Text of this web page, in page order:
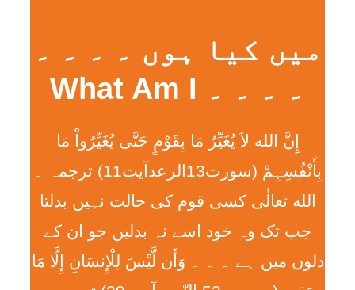
میں کیا ہوں ۔ ۔ ۔ ۔
۔ ۔ ۔ ۔ What Am I
إِنَّ الله لاَ يُغَيِّرُ مَا بِقَوْمٍ حَتَّی يُغَيِّرُواْ مَا
بِأَنْفُسِہِمْ (سورت13الرعدآیت11) ترجمہ ۔
الله تعالٰی کسی قوم کی حالت نہیں بدلتا
جب تک وہ خود اسے نہ بدلیں جو ان کے
دلوں میں ہے ۔ ۔ ۔ وَأَن لَّيْسَ لِلْإِنسَانِ إِلَّا مَا